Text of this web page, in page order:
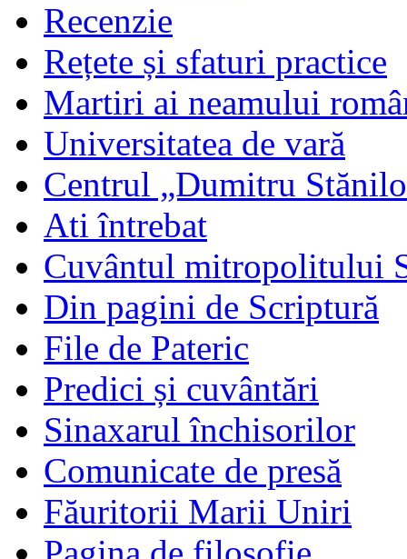
Recenzie
Rețete și sfaturi practice
Martiri ai neamului
Universitatea de vară
Centrul „Dumitru
Ati întrebat
Cuvântul mitropolitului
Din pagini de Scriptură
File de Pateric
Predici și cuvântări
Sinaxarul închisorilor
Comunicate de presă
Făuritorii Marii Uniri